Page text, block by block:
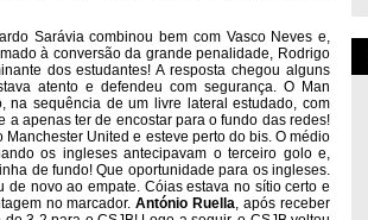
Sarávia combinou bem com Vasco Neves e,
à conversão da grande penalidade, Rodrigo
dos estudantes! A resposta chegou alguns
atento e defendeu com segurança. O Man
na sequência de um livre lateral estudado, com
apenas ter de encostar para o fundo das redes!
United e esteve perto do bis. O médio
os ingleses antecipavam o terceiro golo e,
de fundo! Que oportunidade para os ingleses.
novo ao empate. Cóias estava no sítio certo e
no marcador.António Ruella , após receber